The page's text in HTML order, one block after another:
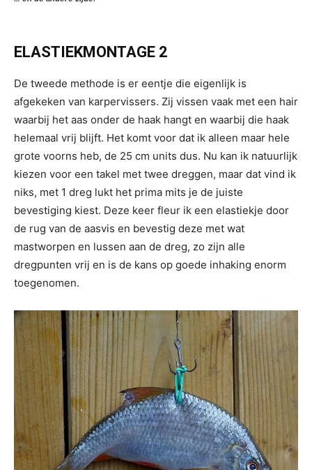
ELASTIEKMONTAGE 2
De tweede methode is er eentje die eigenlijk is
afgekeken van karpervissers. Zij vissen vaak met een hair
waarbij het aas onder de haak hangt en waarbij die haak
helemaal vrij blijft. Het komt voor dat ik alleen maar hele
grote voorns heb, de 25 cm units dus. Nu kan ik natuurlijk
kiezen voor een takel met twee dreggen, maar dat vind ik
niks, met 1 dreg lukt het prima mits je de juiste
bevestiging kiest. Deze keer fleur ik een elastiekje door
de rug van de aasvis en bevestig deze met wat
mastworpen en lussen aan de dreg, zo zijn alle
dregpunten vrij en is de kans op goede inhaking enorm
toegenomen.